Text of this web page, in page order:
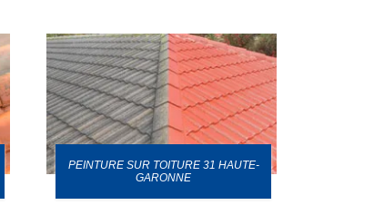
PEINTURE SUR TOITURE 31 HAUTE-
GARONNE